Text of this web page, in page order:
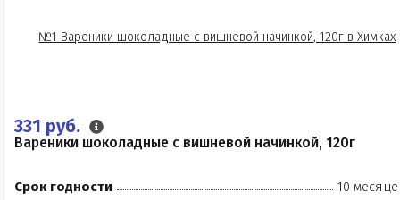
331 руб.
Вареники шоколадные с вишневой начинкой, 120г
Срок годности
10